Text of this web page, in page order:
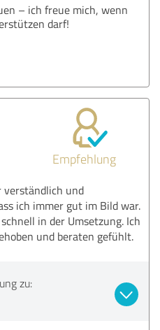
– ich freue mich, wenn
darf!
Empfehlung
verständlich und
ich immer gut im Bild war.
in der Umsetzung. Ich
und beraten gefühlt.
zu: